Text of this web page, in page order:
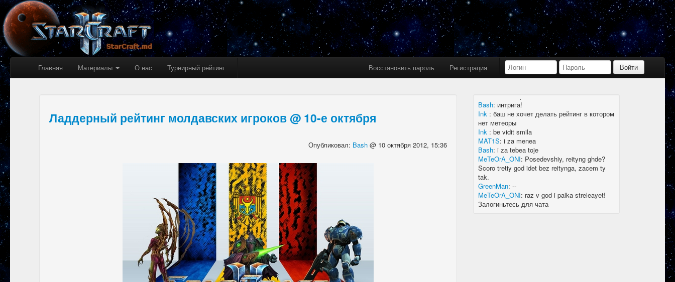
Главная Материалы О нас Турнирный рейтинг Восстановить пароль Регистрация
Ладдерный рейтинг молдавских игроков @ 10-е октября
Опубликовал: Bash @ 10 октября 2012, 15:36
Bash : limboid, заходил бы в Дискорд не
пропустил бы.
Ink
limboid, сейчас как бы всё сообщество
в дискорде, там всегда инфа самая
актуальная
k7.Gladiator : yoyo
Ink:yoyo
MAT1S
гладиатор = бв нагибатор?
Ink:на 20 лей игратор
Bash: интрига!
Ink :баш не хочет делать рейтинг в котором
нет метеоры
Ink :be vidit smila
MAT1S:i za menea
Bash:i za tebea toje
MeTeOrA_ONI: Posedevshiy, reityng ghde?
Scoro tretiy god idet bez reitynga, zacem ty
tak.
GreenMan:--
MeTeOrA_ONI: raz v god i palka streleayet!
Залогиньтесь для чата